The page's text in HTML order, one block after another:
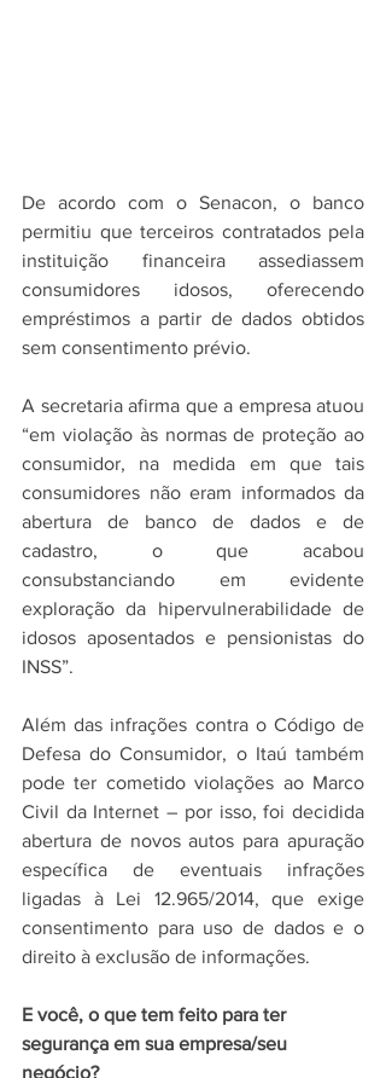
De acordo com o Senacon, o banco
permitiu que terceiros contratados pela
instituição financeira assediassem
consumidores idosos, oferecendo
empréstimos a partir de dados obtidos
sem consentimento prévio.
A secretaria afirma que a empresa atuou
“em violação às normas de proteção ao
consumidor, na medida em que tais
consumidores não eram informados da
abertura de banco de dados e de
cadastro, o que acabou
consubstanciando em evidente
exploração da hipervulnerabilidade de
idosos aposentados e pensionistas do
INSS”.
Além das infrações contra o Código de
Defesa do Consumidor, o Itaú também
pode ter cometido violações ao Marco
Civil da Internet – por isso, foi decidida
abertura de novos autos para apuração
específica de eventuais infrações
ligadas à Lei 12.965/2014, que exige
consentimento para uso de dados e o
direito à exclusão de informações.
E você, o que tem feito para ter
segurança em sua empresa/seu
negócio?